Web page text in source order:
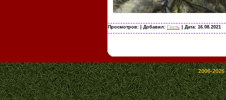
Просмотров: | Добавил: Гость | Дата: 16.08.2021
2006-